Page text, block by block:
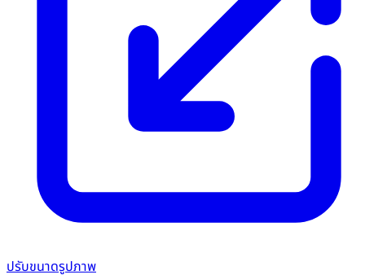
ปรับขนาดรูปภาพ